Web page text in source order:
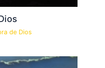
de Dios